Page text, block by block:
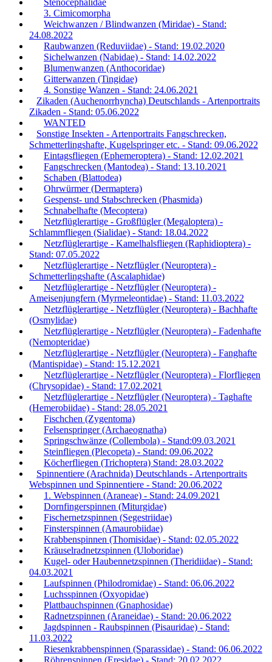
Stenocephalidae
3. Cimicomorpha
Weichwanzen / Blindwanzen (Miridae) - Stand:
24.08.2022
Raubwanzen (Reduviidae) - Stand: 19.02.2020
Sichelwanzen (Nabidae) - Stand: 14.02.2022
Blumenwanzen (Anthocoridae)
Gitterwanzen (Tingidae)
4. Sonstige Wanzen - Stand: 24.06.2021
Zikaden (Auchenorrhyncha) Deutschlands - Artenportraits
Zikaden - Stand: 05.06.2022
WANTED
Sonstige Insekten - Artenportraits Fangschrecken,
Schmetterlingshafte, Kugelspringer etc. - Stand: 09.06.2022
Eintagsfliegen (Ephemeroptera) - Stand: 12.02.2021
Fangschrecken (Mantodea) - Stand: 13.10.2021
Schaben (Blattodea)
Ohrwürmer (Dermaptera)
Gespenst- und Stabschrecken (Phasmida)
Schnabelhafte (Mecoptera)
Netzflüglerartige - Großflügler (Megaloptera) -
Schlammfliegen (Sialidae) - Stand: 18.04.2022
Netzflüglerartige - Kamelhalsfliegen (Raphidioptera) -
Stand: 07.05.2022
Netzflüglerartige - Netzflügler (Neuroptera) -
Schmetterlingshafte (Ascalaphidae)
Netzflüglerartige - Netzflügler (Neuroptera) -
Ameisenjungfern (Myrmeleontidae) - Stand: 11.03.2022
Netzflüglerartige - Netzflügler (Neuroptera) - Bachhafte
(Osmylidae)
Netzflüglerartige - Netzflügler (Neuroptera) - Fadenhafte
(Nemopteridae)
Netzflüglerartige - Netzflügler (Neuroptera) - Fanghafte
(Mantispidae) - Stand: 15.12.2021
Netzflüglerartige - Netzflügler (Neuroptera) - Florfliegen
(Chrysopidae) - Stand: 17.02.2021
Netzflüglerartige - Netzflügler (Neuroptera) - Taghafte
(Hemerobiidae) - Stand: 28.05.2021
Fischchen (Zygentoma)
Felsenspringer (Archaeognatha)
Springschwänze (Collembola) - Stand:09.03.2021
Steinfliegen (Plecopeta) - Stand: 09.06.2022
Köcherfliegen (Trichoptera) Stand: 28.03.2022
Spinnentiere (Arachnida) Deutschlands - Artenportraits
Webspinnen und Spinnentiere - Stand: 20.06.2022
1. Webspinnen (Araneae) - Stand: 24.09.2021
Dornfingerspinnen (Miturgidae)
Fischernetzspinnen (Segestriidae)
Finsterspinnen (Amaurobiidae)
Krabbenspinnen (Thomisidae) - Stand: 02.05.2022
Kräuselradnetzspinnen (Uloboridae)
Kugel- oder Haubennetzspinnen (Theridiidae) - Stand:
04.03.2021
Laufspinnen (Philodromidae) - Stand: 06.06.2022
Luchsspinnen (Oxyopidae)
Plattbauchspinnen (Gnaphosidae)
Radnetzspinnen (Araneidae) - Stand: 20.06.2022
Jagdspinnen - Raubspinnen (Pisauridae) - Stand:
11.03.2022
Riesenkrabbenspinnen (Sparassidae) - Stand: 06.06.2022
Röhrenspinnen (Eresidae) - Stand: 20.02.2022